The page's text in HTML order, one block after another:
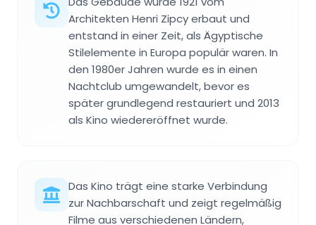
Architekten Henri Zipcy erbaut und
entstand in einer Zeit, als Ägyptische
Stilelemente in Europa populär waren. In
den 1980er Jahren wurde es in einen
Nachtclub umgewandelt, bevor es
später grundlegend restauriert und 2013
als Kino wiedereröffnet wurde.
Das Kino trägt eine starke Verbindung
zur Nachbarschaft und zeigt regelmäßig
Filme aus verschiedenen Ländern,